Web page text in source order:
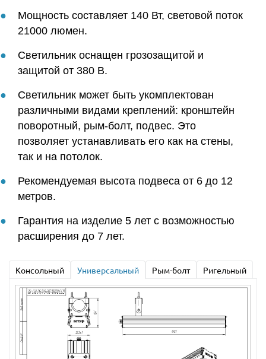
Мощность составляет 140 Вт, световой поток
21000 люмен.
Светильник оснащен грозозащитой и
защитой от 380 В.
Светильник может быть укомплектован
различными видами креплений: кронштейн
поворотный, рым-болт, подвес. Это
позволяет устанавливать его как на стены,
так и на потолок.
Рекомендуемая высота подвеса от 6 до 12
метров.
Гарантия на изделие 5 лет с возможностью
расширения до 7 лет.
Консольный Универсальный Рым-болт Ригельный